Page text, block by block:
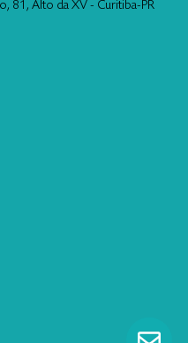
81, Alto da XV - Curitiba-PR